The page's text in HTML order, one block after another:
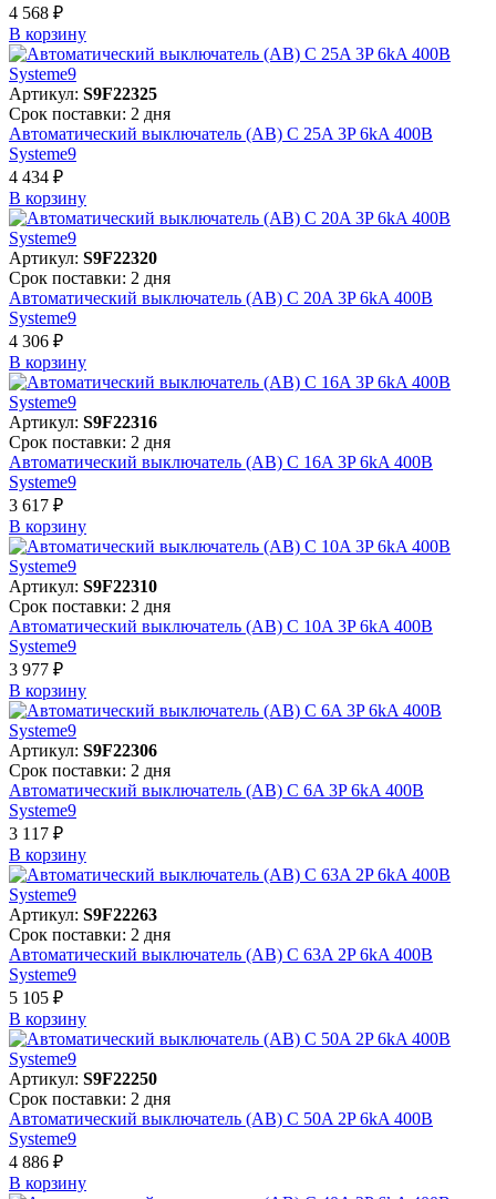
4 568 ₽
В корзинy
Артикул: S9F22325
Срок поставки: 2 дня
Автоматический выключатель (АВ) C 25A 3P 6kA 400В
Systeme9
4 434 ₽
В корзинy
Артикул: S9F22320
Срок поставки: 2 дня
Автоматический выключатель (АВ) C 20A 3P 6kA 400В
Systeme9
4 306 ₽
В корзинy
Артикул: S9F22316
Срок поставки: 2 дня
Автоматический выключатель (АВ) C 16A 3P 6kA 400В
Systeme9
3 617 ₽
В корзинy
Артикул: S9F22310
Срок поставки: 2 дня
Автоматический выключатель (АВ) C 10A 3P 6kA 400В
Systeme9
3 977 ₽
В корзинy
Артикул: S9F22306
Срок поставки: 2 дня
Автоматический выключатель (АВ) C 6A 3P 6kA 400В
Systeme9
3 117 ₽
В корзинy
Артикул: S9F22263
Срок поставки: 2 дня
Автоматический выключатель (АВ) C 63A 2P 6kA 400В
Systeme9
5 105 ₽
В корзинy
Артикул: S9F22250
Срок поставки: 2 дня
Автоматический выключатель (АВ) C 50A 2P 6kA 400В
Systeme9
4 886 ₽
В корзинy